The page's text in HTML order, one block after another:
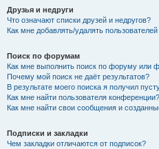
Друзья и недруги
Что означают списки друзей и недругов?
Как мне добавлять/удалять
Поиск по форумам
Как мне выполнить поиск по форуму или
Почему мой поиск не даёт результатов?
В результате моего поиска я получил
Как мне найти пользователя конференции?
Как мне найти свои сообщения и
Подписки и закладки
Чем закладки отличаются от подписок?